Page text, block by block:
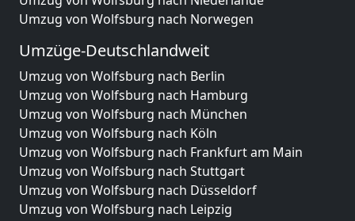
Umzug von Wolfsburg nach Norwegen
Umzüge-Deutschlandweit
Umzug von Wolfsburg nach Berlin
Umzug von Wolfsburg nach Hamburg
Umzug von Wolfsburg nach München
Umzug von Wolfsburg nach Köln
Umzug von Wolfsburg nach Frankfurt am Main
Umzug von Wolfsburg nach Stuttgart
Umzug von Wolfsburg nach Düsseldorf
Umzug von Wolfsburg nach Leipzig